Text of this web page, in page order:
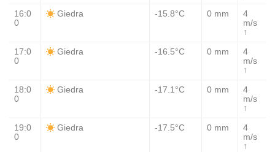
16:0
0
Giedra -15.8°C 0 mm
4
m/s
↑
17:0
0
Giedra -16.5°C 0 mm
4
m/s
↑
18:0
0
Giedra -17.1°C 0 mm
4
m/s
↑
19:0
0
Giedra -17.5°C 0 mm
4
m/s
↑